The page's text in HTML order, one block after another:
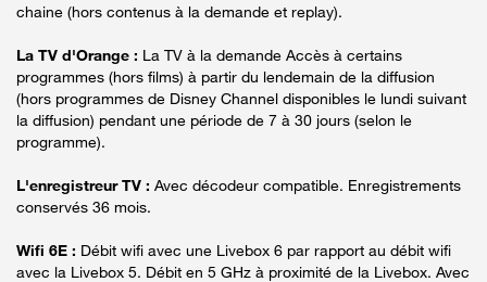
chaine (hors contenus à la demande et replay).
La TV d'Orange : La TV à la demande Accès à certains
programmes (hors films) à partir du lendemain de la diffusion
(hors programmes de Disney Channel disponibles le lundi suivant
la diffusion) pendant une période de 7 à 30 jours (selon le
programme).
L'enregistreur TV : Avec décodeur compatible. Enregistrements
conservés 36 mois.
Wifi 6E : Débit wifi avec une Livebox 6 par rapport au débit wifi
avec la Livebox 5. Débit en 5 GHz à proximité de la Livebox. Avec